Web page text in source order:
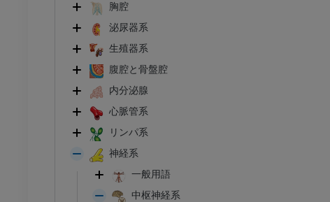
胸腔
泌尿器系
生殖器系
腹腔と骨盤腔
内分泌腺
心脈管系
リンパ系
神経系
一般用語
中枢神経系
足首 - 足